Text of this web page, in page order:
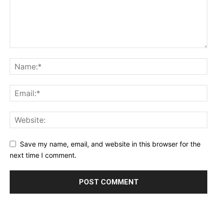
Save my name, email, and website in this browser for the
next time I comment.